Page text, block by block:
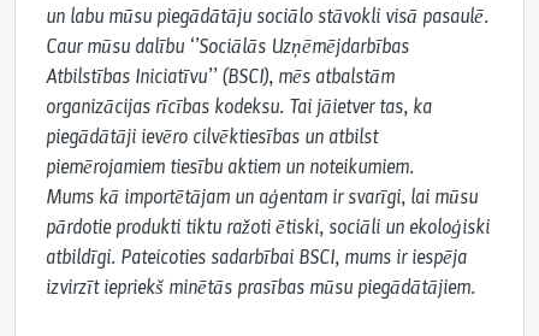
un labu mūsu piegādātāju sociālo stāvokli visā pasaulē.
Caur mūsu dalību ‘’Sociālās Uzņēmējdarbības
Atbilstības Iniciatīvu’’ (BSCI), mēs atbalstām
organizācijas rīcības kodeksu. Tai jāietver tas, ka
piegādātāji ievēro cilvēktiesības un atbilst
piemērojamiem tiesību aktiem un noteikumiem.
Mums kā importētājam un aģentam ir svarīgi, lai mūsu
pārdotie produkti tiktu ražoti ētiski, sociāli un ekoloģiski
atbildīgi. Pateicoties sadarbībai BSCI, mums ir iespēja
izvirzīt iepriekš minētās prasības mūsu piegādātājiem.